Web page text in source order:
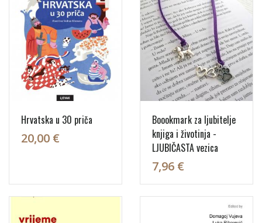
Hrvatska u 30 priča
20,00 €
Boookmark za ljubitelje
knjiga i životinja -
LJUBIČASTA vezica
7,96 €